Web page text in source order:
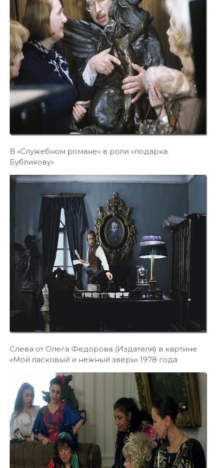
В «Служебном романе» в роли «подарка
Бубликову»
Слева от Олега Федорова (Издателя) в картине
«Мой ласковый и нежный зверь» 1978 года